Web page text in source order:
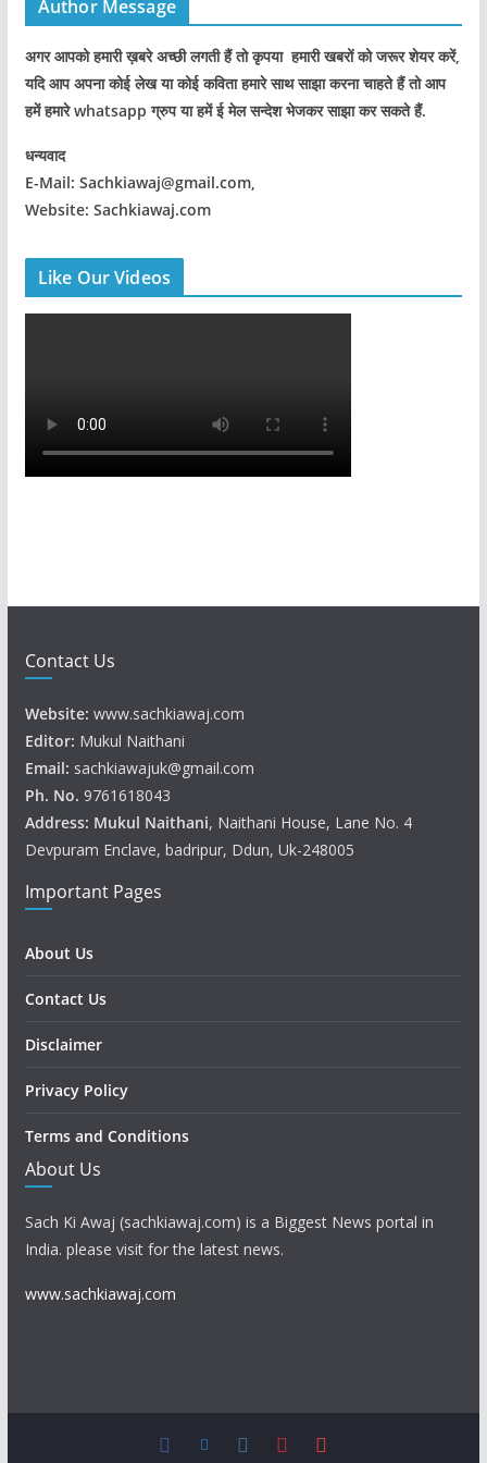
Author Message
अगर आपको हमारी ख़बरे अच्छी लगती हैं तो कृपया हमारी खबरों को जरूर शेयर करें,
यदि आप अपना कोई लेख या कोई कविता हमारे साथ साझा करना चाहते हैं तो आप
हमें हमारे whatsapp ग्रुप या हमें ई मेल सन्देश भेजकर साझा कर सकते हैं.
धन्यवाद
E-Mail: Sachkiawaj@gmail.com,
Website: Sachkiawaj.com
Like Our Videos
Contact Us
Website: www.sachkiawaj.com
Editor: Mukul Naithani
Email: sachkiawajuk@gmail.com
Ph. No. 9761618043
Address: Mukul Naithani, Naithani House, Lane No. 4
Devpuram Enclave, badripur, Ddun, Uk-248005
Important Pages
About Us
Contact Us
Disclaimer
Privacy Policy
Terms and Conditions
About Us
Sach Ki Awaj (sachkiawaj.com) is a Biggest News portal in
India. please visit for the latest news.
www.sachkiawaj.com